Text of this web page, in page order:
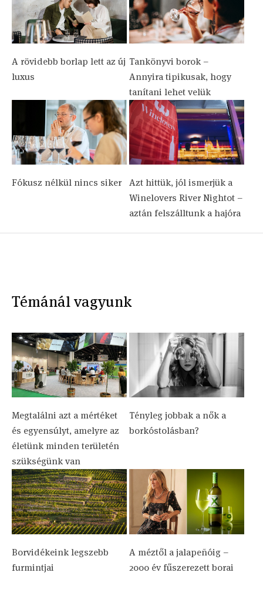
A rövidebb borlap lett az új
luxus
Tankönyvi borok –
Annyira tipikusak, hogy
tanítani lehet velük
Fókusz nélkül nincs siker
Azt hittük, jól ismerjük a
Winelovers River Nightot –
aztán felszálltunk a hajóra
Témánál vagyunk
Megtalálni azt a mértéket
és egyensúlyt, amelyre az
életünk minden területén
szükségünk van
Tényleg jobbak a nők a
borkóstolásban?
Borvidékeink legszebb
furmintjai
A méztől a jalapeñóig –
2000 év fűszerezett borai